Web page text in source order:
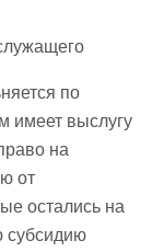
по
имеет выслугу
на
от
остались на
субсидию